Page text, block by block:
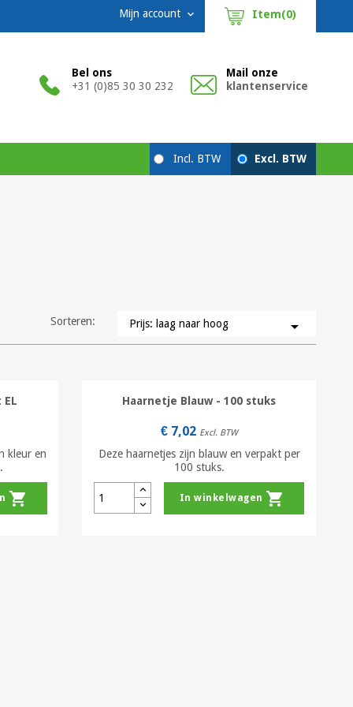
Item(0)
Mijn account 
Bel ons
+31 (0)85 30 30 232
Mail onze
klantenservice
Sorteren: Prijs: laag naar hoog 
EL
kleur en
shopping_cart
Haarnetje Blauw - 100 stuks
€ 7,02 Excl. BTW
Deze haarnetjes zijn blauw en verpakt per
100 stuks.
In winkelwagen shopping_cart